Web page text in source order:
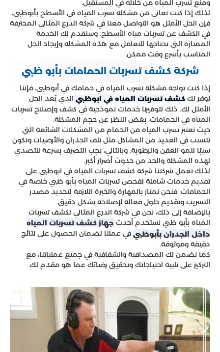
ومنع تسرب المياه من خلاله في المستقبل.
لذلك إذا كنت تعاني من مشكلة تسرب المياه في الأسطح بأبوظبي،
فإن الحل الأمثل هو التواصل معنا في شركة الدرع المثالي المحترفة
في الكشف عن تسربات مياه الأسطح. وسنقدم لك الخدمة
الممتازة التي تحتاجها للتعامل مع هذه المشكلة وإيجاد الحل
المناسب بأسرع وقت ممكن.
شركة كشف تسربات الحمامات بأبو ظبي
إذا كنت تواجه مشكلة تسرب المياه في حمامك في أبوظبي، فإننا
نوفر لك كشف تسربات المياه في ابوظبي الذي يُعد الحل
الأمثل لك. ذلك لتوفيرنا خدمات نموذجية في كشف وإصلاح تسربات
المياه في الحمامات، بغض النظر عن حجم المشكلة.
حيث تعتبر تسرب المياه من الحمام من المشكلات الشائعة التي
تتسبب في العديد من المشاكل مثل تلف الجدران والأرضيات وتكون
سببًا لنمو العفن والرطوبة. وبالتالي، يجب التصرف بسرعة للتصدي
لهذه المشكلة والحد من حدوث أضرار أكبر.
لذلك تعمل شركتنا شركة كشف تسربات المياه في ابوظبي على
تقديم خدمات شاملة لفحص تسربات المياه بأبو ظبي خاصة في
الحمامات. فنحن نمتاز بالمهارة والخبرة اللازمة لتحديد مصدر
التسريب وتقديم حلول فعالة لإصلاحه بشكل دقيق.
بالإضافة إلى ذلك، نحن في شركة الدرع المثالي لكشف تسربات
المياه بأبو ظبي نستخدم أحدث جهاز كشف تسربات المياه
داخل الجدران بأبوظبي في عملنا لضمان الحصول على نتائج
دقيقة وموثوقة.
كما نضمن لك المصداقية والشفافية في جميع عملياتنا، مع
التركيز على تلبية احتياجاتك وتحقيق رضائك عما هو مقدم لك.